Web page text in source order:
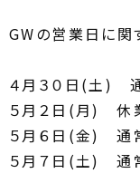
GWの営業日に関
４月３０日(土)
５月２日(月) 休
５月６日(金) 通
５月７日(土) 通